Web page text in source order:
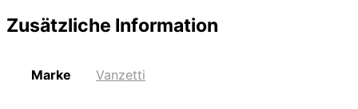
Zusätzliche Information
Marke Vanzetti